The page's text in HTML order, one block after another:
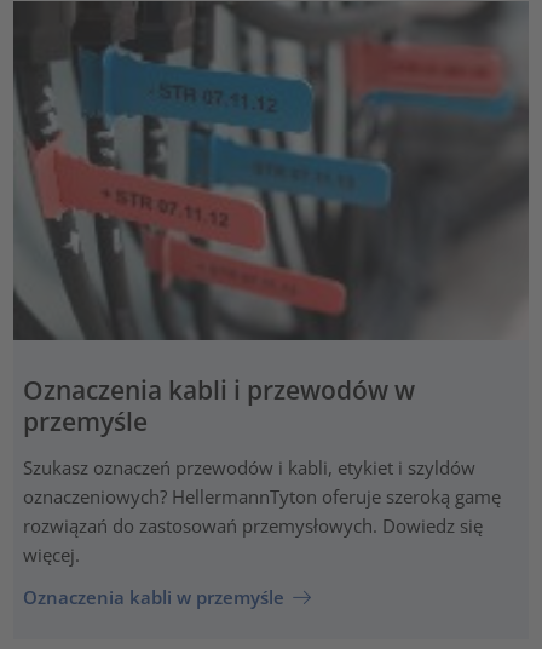
Oznaczenia kabli i przewodów w
przemyśle
Szukasz oznaczeń przewodów i kabli, etykiet i szyldów
oznaczeniowych? HellermannTyton oferuje szeroką gamę
rozwiązań do zastosowań przemysłowych. Dowiedz się
więcej.
Oznaczenia kabli w przemyśle